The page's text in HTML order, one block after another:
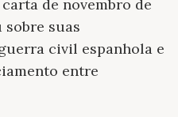
de novembro de
sobre suas
civil espanhola e
entre